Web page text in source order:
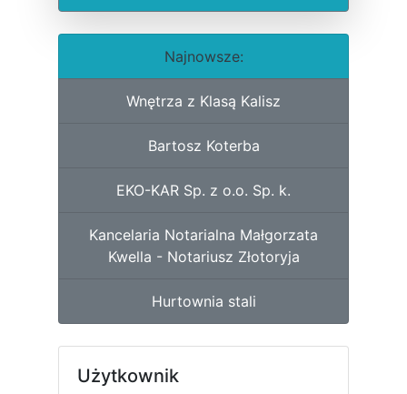
Najnowsze:
Wnętrza z Klasą Kalisz
Bartosz Koterba
EKO-KAR Sp. z o.o. Sp. k.
Kancelaria Notarialna Małgorzata
Kwella - Notariusz Złotoryja
Hurtownia stali
Użytkownik